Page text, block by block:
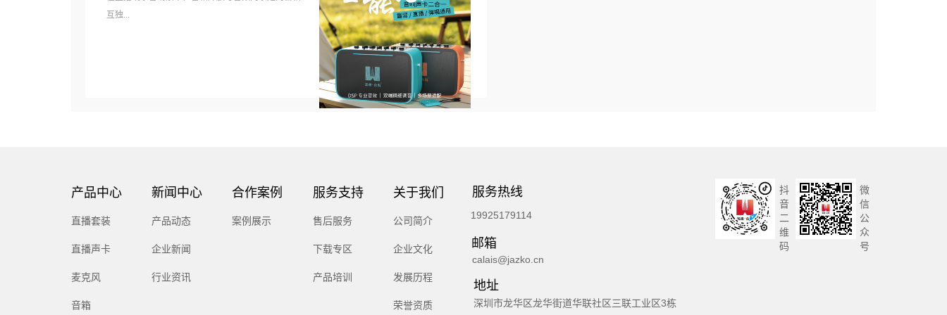
互独...
产品中心
直播套装
直播声卡
麦克风
音箱
新闻中心
产品动态
企业新闻
行业资讯
合作案例
案例展示
服务支持
售后服务
下载专区
产品培训
关于我们
公司简介
企业文化
发展历程
荣誉资质
服务热线
19925179114
邮箱
calais@jazko.cn
地址
深圳市龙华区龙华街道华联社区三联工业区3栋
抖
音
二
维
码
微
信
公
众
号